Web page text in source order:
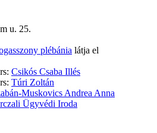
u. 25.
plébánia látja el
Csikós Csaba Illés
Túri Zoltán
Muskovics Andrea Anna
Ügyvédi Iroda